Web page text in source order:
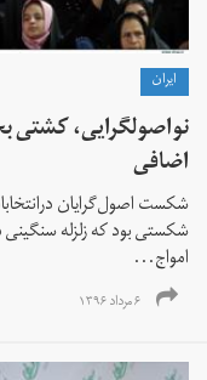
ايران
نواصولگرایی، کشتی
اضافی
شکستی بود که زلزله سنگینی
امواج...
۶ مرداد ۱۳۹۶